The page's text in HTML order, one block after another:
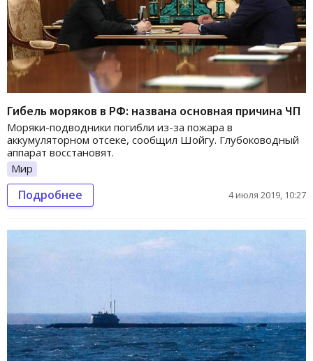
Гибель моряков в РФ: названа основная причина ЧП
Моряки-подводники погибли из-за пожара в
аккумуляторном отсеке, сообщил Шойгу. Глубоководный
аппарат восстановят.
Мир
Подробнее 4 июля 2019, 10:27